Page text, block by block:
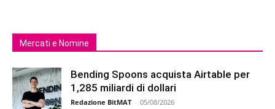
Mercati e Nomine
Bending Spoons acquista Airtable per
1,285 miliardi di dollari
Redazione BitMAT - 05/08/2026